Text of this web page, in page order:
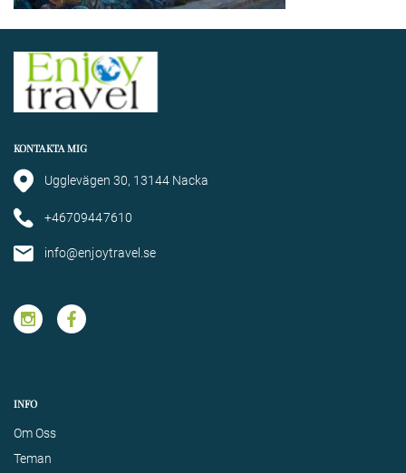
KONTAKTA MIG
Ugglevägen 30, 13144 Nacka
+46709447610
info@enjoytravel.se
INFO
Om Oss
Teman